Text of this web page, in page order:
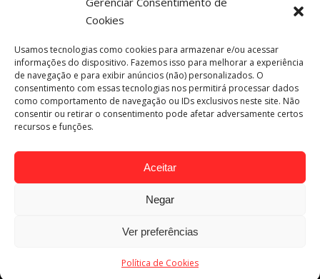
Cookies
Usamos tecnologias como cookies para armazenar e/ou acessar
informações do dispositivo. Fazemos isso para melhorar a experiência
de navegação e para exibir anúncios (não) personalizados. O
consentimento com essas tecnologias nos permitirá processar dados
como comportamento de navegação ou IDs exclusivos neste site. Não
consentir ou retirar o consentimento pode afetar adversamente certos
recursos e funções.
Aceitar
Negar
Ver preferências
Política de Cookies
Desenvolvido por